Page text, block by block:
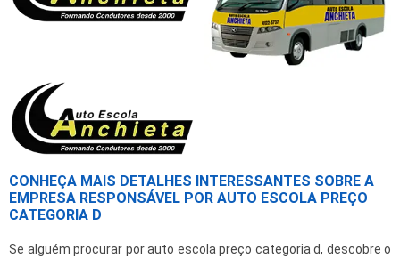
CONHEÇA MAIS DETALHES INTERESSANTES SOBRE A
EMPRESA RESPONSÁVEL POR AUTO ESCOLA PREÇO
CATEGORIA D
Se alguém procurar porauto escola preço categoria d, descobre o